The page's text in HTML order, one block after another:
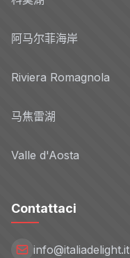
阿马尔菲海岸
Riviera Romagnola
马焦雷湖
Valle d'Aosta
Contattaci
info@italiadelight.it